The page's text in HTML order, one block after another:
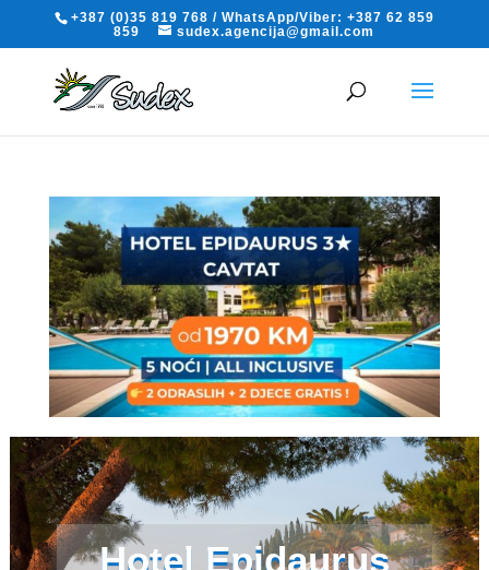
+387 (0)35 819 768 / WhatsApp/Viber: +387 62 859
859
sudex.agencija@gmail.com
Hotel Epidaurus 3*
Hotel Epidaurus